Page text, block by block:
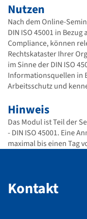
Nutzen
Nach dem Online-
DIN ISO 45001 in
Compliance, können
Rechtskataster Ihrer
im Sinne der DIN ISO
Informationsquellen in
Arbeitsschutz und
Hinweis
Das Modul ist Teil der
- DIN ISO 45001. Eine
maximal bis einen Tag
Kontakt